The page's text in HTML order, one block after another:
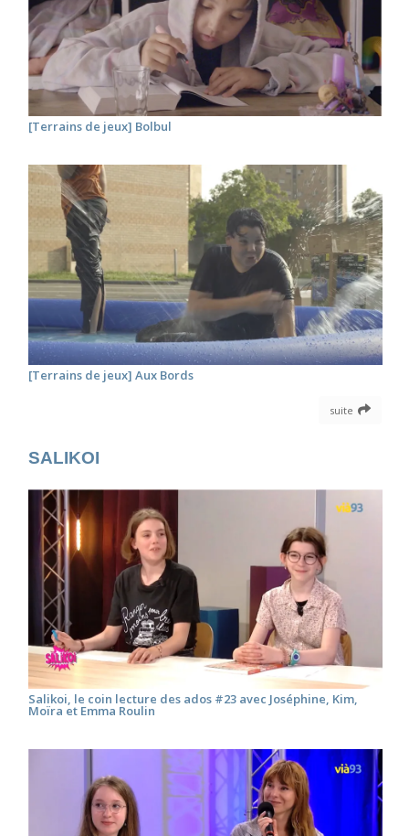
[Terrains de jeux] Bolbul
[Terrains de jeux] Aux Bords
suite
SALIKOI
Salikoi, le coin lecture des ados #23 avec Joséphine, Kim,
Moïra et Emma Roulin